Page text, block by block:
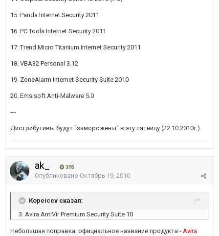
15. Panda Internet Security 2011
16. PC Tools Internet Security 2011
17. Trend Micro Titanium Internet Security 2011
18. VBA32 Personal 3.12
19. ZoneAlarm Internet Security Suite 2010
20. Emsisoft Anti-Malware 5.0
---
Дистрибутивы будут "заморожены" в эту пятницу (22.10.2010г.).
ak_ 395
Опубликовано Октябрь 19, 2010
Kopeicev сказал:
3. Avira AntiVir Premium Security Suite 10
Небольшая поправка: официальное название продукта - Avira